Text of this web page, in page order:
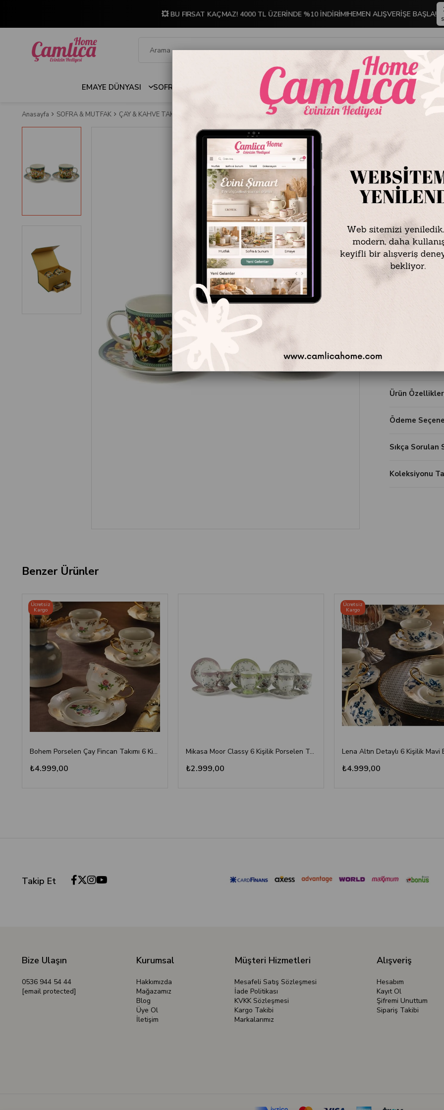
💥 BU FIRSAT KAÇMAZ! 4000 TL ÜZERİNDE %10 İNDİRİM!HEMEN ALIŞVERİŞE BAŞLA!
EMAYE DÜNYASI SOFRA & MUTFAK İNDİRİMLİ ÜRÜNLER DEKORASYON TABLO KOLEKSİYONU
Anasayfa SOFRA & MUTFAK ÇAY & KAHVE TAKIMLARI Mikasa Moor Capri Flora 2'li Çay Fincanı Seti 220 cc
Stok Kodu
Marka Mikasa
₺1.699,90
Ürün
Ödeme
Sıkça Sorulan
Koleksiyonu
Benzer Ürünler
Bohem Porselen Çay Fincan Takımı 6 Kişilik Gül Desenli
₺4.999,00
Ücretsiz
Kargo
Mikasa Moor Classy 6 Kişilik Porselen Türk Kahvesi Fincan Takımı
₺2.999,00 ₺4.999,00
Ücretsiz
Kargo
Takip Et
Bize Ulaşın
0536 944 54 44
[email protected]
Kurumsal
Hakkımızda
Mağazamız
Blog
Üye Ol
İletişim
Müşteri Hizmetleri
Mesafeli Satış Sözleşmesi
İade Politikası
KVKK Sözleşmesi
Kargo Takibi
Markalarımız
Alışveriş
Hesabım
Kayıt Ol
Şifremi Unuttum
Sipariş Takibi